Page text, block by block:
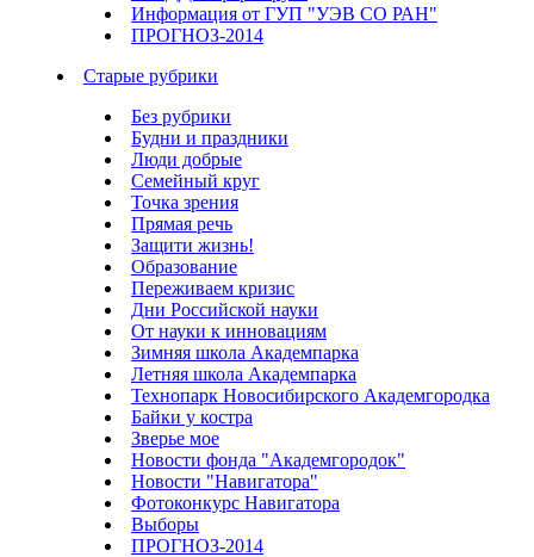
Информация от ГУП "УЭВ СО РАН"
ПРОГНОЗ-2014
Старые рубрики
Без рубрики
Будни и праздники
Люди добрые
Семейный круг
Точка зрения
Прямая речь
Защити жизнь!
Образование
Переживаем кризис
Дни Российской науки
От науки к инновациям
Зимняя школа Академпарка
Летняя школа Академпарка
Технопарк Новосибирского Академгородка
Байки у костра
Зверье мое
Новости фонда "Академгородок"
Новости "Навигатора"
Фотоконкурс Навигатора
Выборы
ПРОГНОЗ-2014